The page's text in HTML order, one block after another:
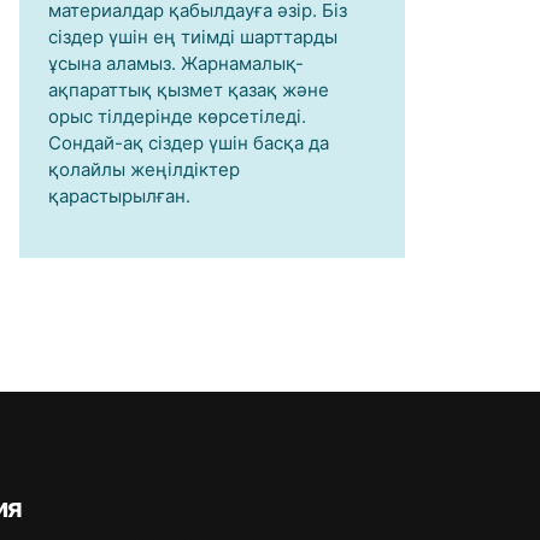
материалдар қабылдауға әзір. Біз
сіздер үшін ең тиімді шарттарды
ұсына аламыз. Жарнамалық-
ақпараттық қызмет қазақ және
орыс тілдерінде көрсетіледі.
Сондай-ақ сіздер үшін басқа да
қолайлы жеңілдіктер
қарастырылған.